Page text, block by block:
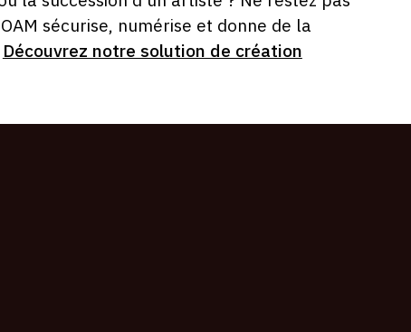
sécurise, numérise et donne de la
Découvrez notre solution de création